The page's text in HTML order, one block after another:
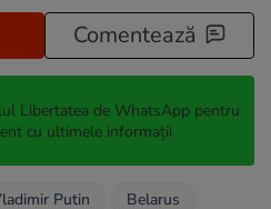
Comentează
Libertatea de WhatsApp pentru
cu ultimele informații
Putin
Belarus